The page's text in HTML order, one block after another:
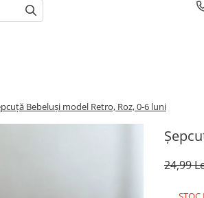
Bebeluși model Retro, Roz, 0-6 luni
24,99